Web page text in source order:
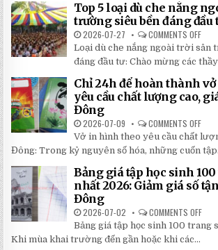
TAY
TIẾT
5
BÍ
MẬT
GIÚP
BẠN
TIẾT
KHI
LẮP
ĐẶT
Top 5 loại dù che nắng
trường siêu bền đáng đầu
2026-07-27 COMMENTS OFF
TOP
5
LOẠI
DÙ
CHE
TRỜI
BỀN
ĐẦU
Loại dù che nắng ngoài trời sân
đáng đầu tư: Chào mừng các
Chỉ 24h để hoàn thành
yêu cầu chất lượng cao,
Đông
2026-07-09 COMMENTS OFF
CHỈ
24H
ĐỂ
VỞ
IN
HÌNH
YÊU
Vở in hình theo yêu cầu chất
Đông: Trong kỷ nguyên số hóa, những cuốn
Bảng giá tập học sinh
nhất 2026: Giảm giá số
Đông
2026-07-02 COMMENTS OFF
GIÁ
Bảng giá tập học sinh 100 trang
Khi mùa khai trường đến gần hoặc khi các...